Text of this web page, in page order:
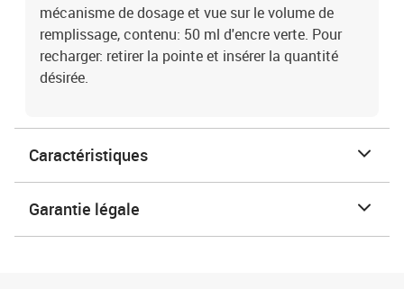
mécanisme de dosage et vue sur le volume de
remplissage, contenu: 50 ml d'encre verte. Pour
recharger: retirer la pointe et insérer la quantité
désirée.
Caractéristiques
Garantie légale